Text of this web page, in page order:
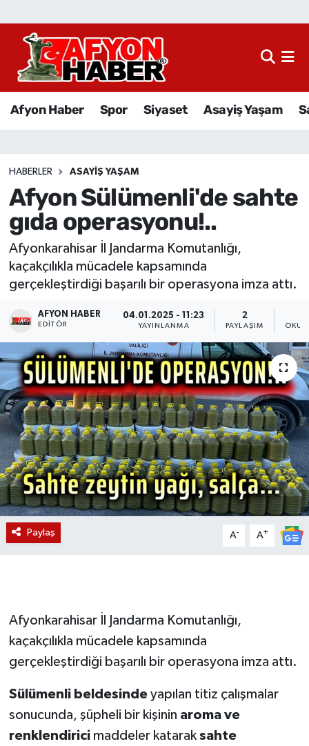
Afyon Haber Spor Siyaset Asayiş Yaşam
HABERLER ASAYIŞ YAŞAM
Afyon Sülümenli'de sahte
gıda operasyonu!..
Afyonkarahisar İl Jandarma Komutanlığı,
kaçakçılıkla mücadele kapsamında
gerçekleştirdiği başarılı bir operasyona imza attı.
AFYON HABER
EDITÖR
04.01.2025 - 11:23
YAYINLANMA
2
PAYLAŞIM
Paylaş A- A+
Afyonkarahisar İl Jandarma Komutanlığı,
kaçakçılıkla mücadele kapsamında
gerçekleştirdiği başarılı bir operasyona imza attı.
Sülümenli beldesindeyapılan titiz çalışmalar
sonucunda, şüpheli bir kişinin aroma ve
renklendiricimaddeler katarak sahte
Afyon Haber
Sağlık
Eğitim
Sivil Toplum
Etkinlikler